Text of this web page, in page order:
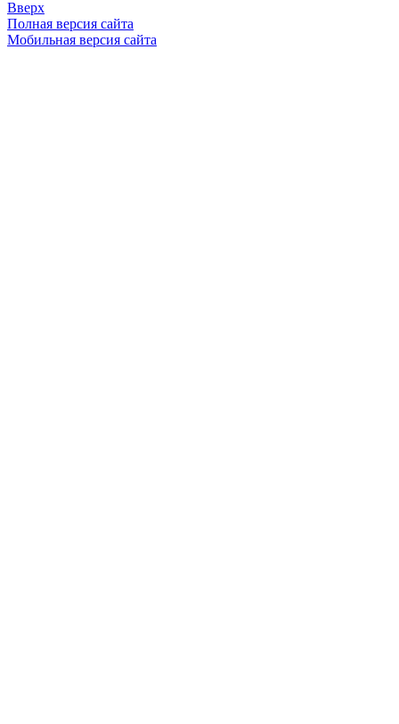
Вверх
Полная версия сайта
Мобильная версия сайта